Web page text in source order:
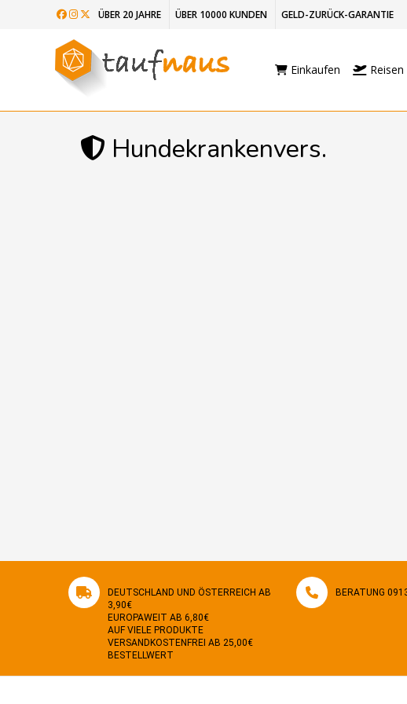
ÜBER 20 JAHRE ÜBER 10000 KUNDEN GELD-ZURÜCK-GARANTIE
Einkaufen Reisen
Hundekrankenvers.
DEUTSCHLAND UND ÖSTERREICH AB
3,90€
EUROPAWEIT AB 6,80€
AUF VIELE PRODUKTE
VERSANDKOSTENFREI AB 25,00€
BESTELLWERT
BERATUNG